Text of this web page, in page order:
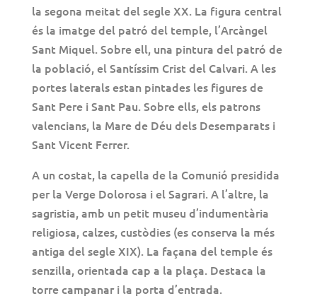
la segona meitat del segle XX. La figura central
és la imatge del patró del temple, l’Arcàngel
Sant Miquel. Sobre ell, una pintura del patró de
la població, el Santíssim Crist del Calvari. A les
portes laterals estan pintades les figures de
Sant Pere i Sant Pau. Sobre ells, els patrons
valencians, la Mare de Déu dels Desemparats i
Sant Vicent Ferrer.
A un costat, la capella de la Comunió presidida
per la Verge Dolorosa i el Sagrari. A l’altre, la
sagristia, amb un petit museu d’indumentària
religiosa, calzes, custòdies (es conserva la més
antiga del segle XIX). La façana del temple és
senzilla, orientada cap a la plaça. Destaca la
torre campanar i la porta d’entrada.